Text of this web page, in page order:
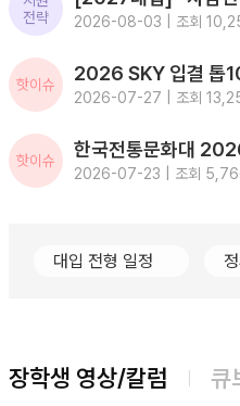
전략
2026-08-03 | 조회
핫이슈
2026-07-27 | 조회
핫이슈
2026-07-23 | 조회
대입 전형 일정
장학생 영상/칼럼 큐